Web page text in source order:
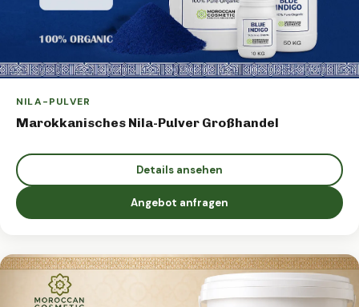
NILA-PULVER
Marokkanisches Nila-Pulver Großhandel
Details ansehen
Angebot anfragen